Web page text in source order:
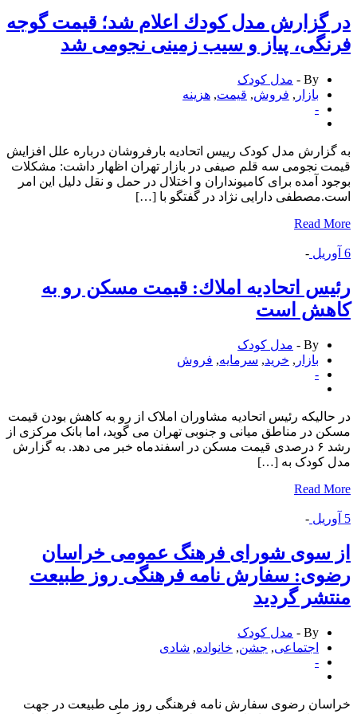
گزارش مدل كودك اعلام شد؛ قیمت گوجه
پیاز و سیب زمینی نجومی شد
By -
مدل کودک
بازار
,فروش ,قیمت,هزینه
مدل کودک رییس اتحادیه بارفروشان درباره علل افزایش
نجومی سه قلم صیفی در بازار تهران اظهار داشت: مشکلات
آمده برای کامیونداران و اختلال در حمل و نقل دلیل این امر
دارایی نژاد در گفتگو با […]
Read
-
اتحادیه املاك: قیمت مسکن رو به
است
By -
مدل کودک
بازار
,خرید ,سرمایه ,فروش
رئیس اتحادیه مشاوران املاک از رو به کاهش بودن قیمت
در مناطق میانی و جنوبی تهران می گوید، اما بانک مرکزی از
رشد ۶ درصدی قیمت مسکن در اسفندماه خبر می دهد. به گزارش
کودک به […]
Read
-
سوی شورای فرهنگ عمومی خراسان
سفارش نامه فرهنگی روز طبیعت
گردید
By -
مدل کودک
اجتماعی,جشن,خانواده,شادی
رضوی سفارش نامه فرهنگی روز ملی طبیعت در جهت